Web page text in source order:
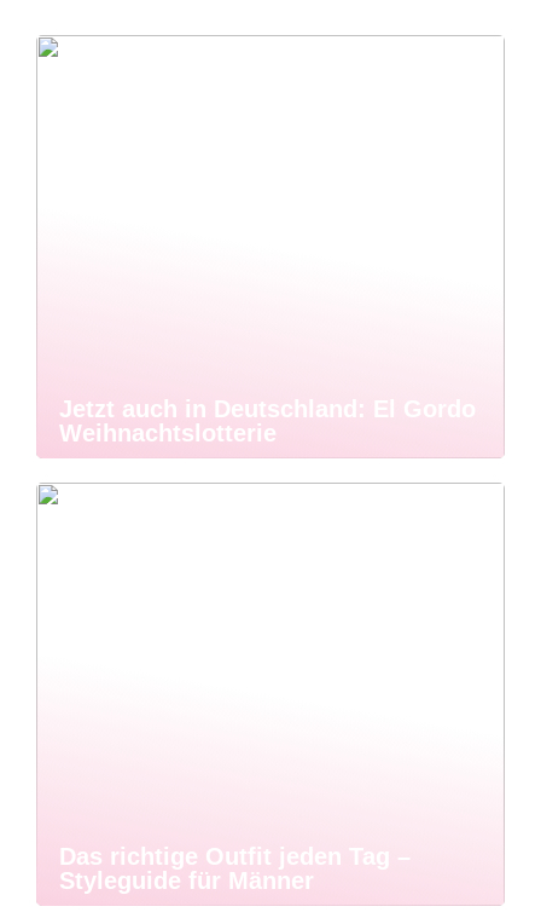
Jetzt auch in Deutschland: El Gordo
Weihnachtslotterie
Das richtige Outfit jeden Tag –
Styleguide für Männer